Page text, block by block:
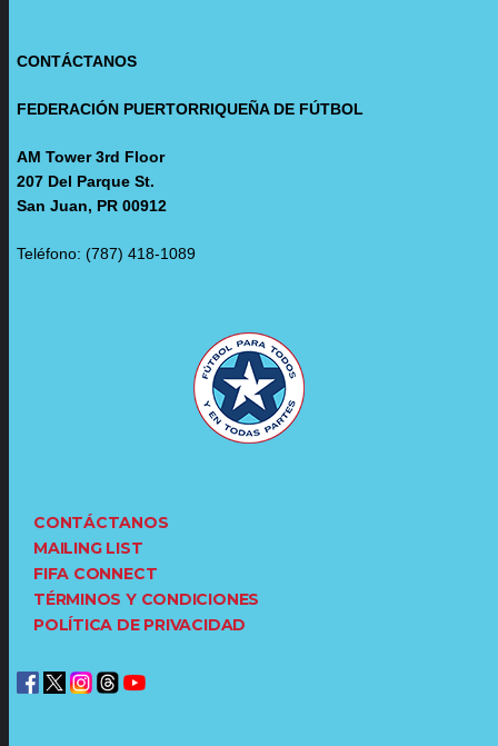
CONTÁCTANOS
FEDERACIÓN PUERTORRIQUEÑA DE FÚTBOL
AM Tower 3rd Floor
207 Del Parque St.
San Juan, PR 00912
Teléfono: (787) 418-1089
CONTÁCTANOS
MAILING LIST
FIFA CONNECT
TÉRMINOS Y CONDICIONES
POLÍTICA DE PRIVACIDAD